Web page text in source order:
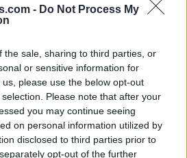
- Do Not Process My
the sale, sharing to third parties, or
or sensitive information for
please use the below opt-out
Please note that after your
you may continue seeing
on personal information utilized by
disclosed to third parties prior to
opt-out of the further